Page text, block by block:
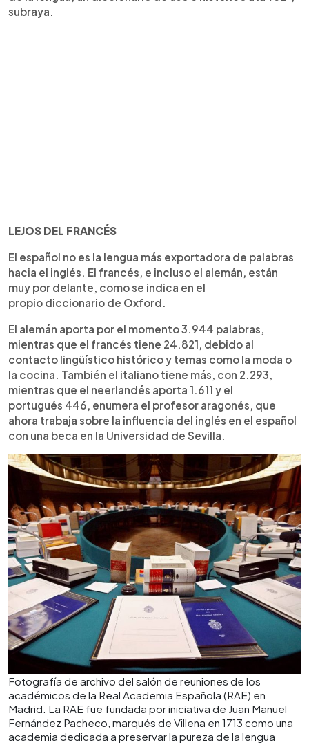
subraya.
LEJOS DEL FRANCÉS
El español no es la lengua más exportadora de palabras
hacia el inglés. El francés, e incluso el alemán, están
muy por delante, como se indica en el
propio diccionario de Oxford.
El alemán aporta por el momento 3.944 palabras,
mientras que el francés tiene 24.821, debido al
contacto lingüístico histórico y temas como la moda o
la cocina. También el italiano tiene más, con 2.293,
mientras que el neerlandés aporta 1.611 y el
portugués 446, enumera el profesor aragonés, que
ahora trabaja sobre la influencia del inglés en el español
con una beca en la Universidad de Sevilla.
Fotografía de archivo del salón de reuniones de los
académicos de la Real Academia Española (RAE) en
Madrid. La RAE fue fundada por iniciativa de Juan Manuel
Fernández Pacheco, marqués de Villena en 1713 como una
academia dedicada a preservar la pureza de la lengua